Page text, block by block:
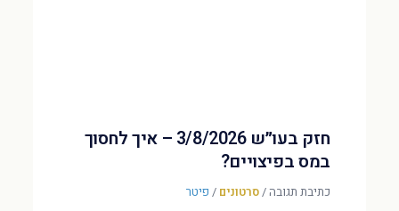
חזק בעו״ש 3/8/2026 – איך לחסוך
במס בפיצויים?
כתיבת תגובה/סרטונים / פיטר